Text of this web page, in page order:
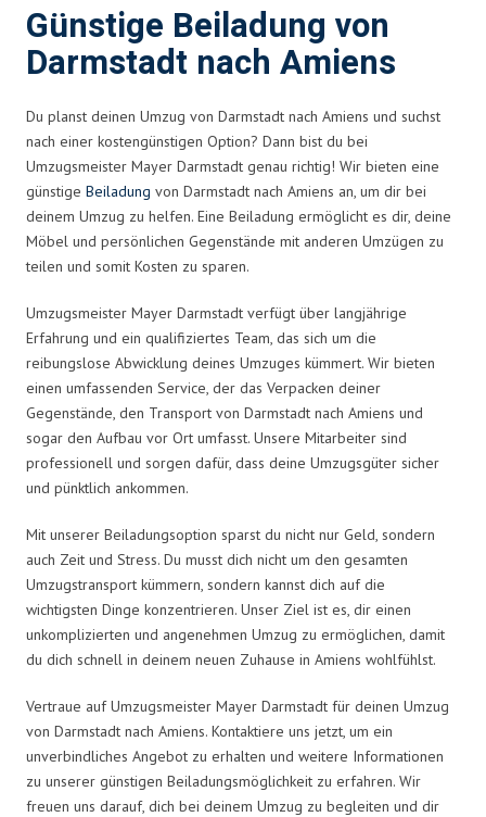
Günstige Beiladung von
Darmstadt nach Amiens
Du planst deinen Umzug von Darmstadt nach Amiens und suchst
nach einer kostengünstigen Option? Dann bist du bei
Umzugsmeister Mayer Darmstadt genau richtig! Wir bieten eine
günstige Beiladung von Darmstadt nach Amiens an, um dir bei
deinem Umzug zu helfen. Eine Beiladung ermöglicht es dir, deine
Möbel und persönlichen Gegenstände mit anderen Umzügen zu
teilen und somit Kosten zu sparen.
Umzugsmeister Mayer Darmstadt verfügt über langjährige
Erfahrung und ein qualifiziertes Team, das sich um die
reibungslose Abwicklung deines Umzuges kümmert. Wir bieten
einen umfassenden Service, der das Verpacken deiner
Gegenstände, den Transport von Darmstadt nach Amiens und
sogar den Aufbau vor Ort umfasst. Unsere Mitarbeiter sind
professionell und sorgen dafür, dass deine Umzugsgüter sicher
und pünktlich ankommen.
Mit unserer Beiladungsoption sparst du nicht nur Geld, sondern
auch Zeit und Stress. Du musst dich nicht um den gesamten
Umzugstransport kümmern, sondern kannst dich auf die
wichtigsten Dinge konzentrieren. Unser Ziel ist es, dir einen
unkomplizierten und angenehmen Umzug zu ermöglichen, damit
du dich schnell in deinem neuen Zuhause in Amiens wohlfühlst.
Vertraue auf Umzugsmeister Mayer Darmstadt für deinen Umzug
von Darmstadt nach Amiens. Kontaktiere uns jetzt, um ein
unverbindliches Angebot zu erhalten und weitere Informationen
zu unserer günstigen Beiladungsmöglichkeit zu erfahren. Wir
freuen uns darauf, dich bei deinem Umzug zu begleiten und dir